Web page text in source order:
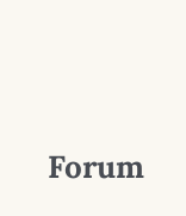
Forum